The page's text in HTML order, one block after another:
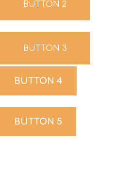
BUTTON 2
BUTTON 3
BUTTON 4
BUTTON 5